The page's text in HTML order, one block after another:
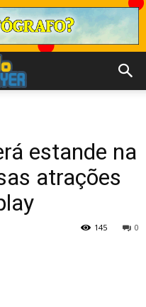
estande na
atrações
0
145